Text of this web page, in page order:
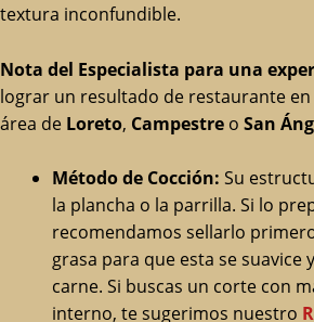
textura inconfundible.
Nota del Especialista para una
lograr un resultado de restaurante
área de Loreto, Campestre o San
Método de Cocción: Su
la plancha o la parrilla. Si lo
recomendamos sellarlo
grasa para que esta se suavice
carne. Si buscas un corte con
interno, te sugerimos nuestro